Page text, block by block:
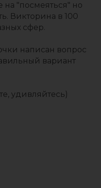
на "посмеяться" но
Викторина в 100
сфер.
написан вопрос
вариант
удивляйтесь)